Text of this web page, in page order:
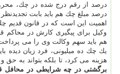
درصد مبلغ چك هم باید بابت
اهمیت این است كه در قانون قدیم
وكیل برای پیگیری كارش در
هم باید سهم وكالت وی را می
هزینه می كرد، تا بلكه بتواند به
برگشتی در چه شرایطی در محافل